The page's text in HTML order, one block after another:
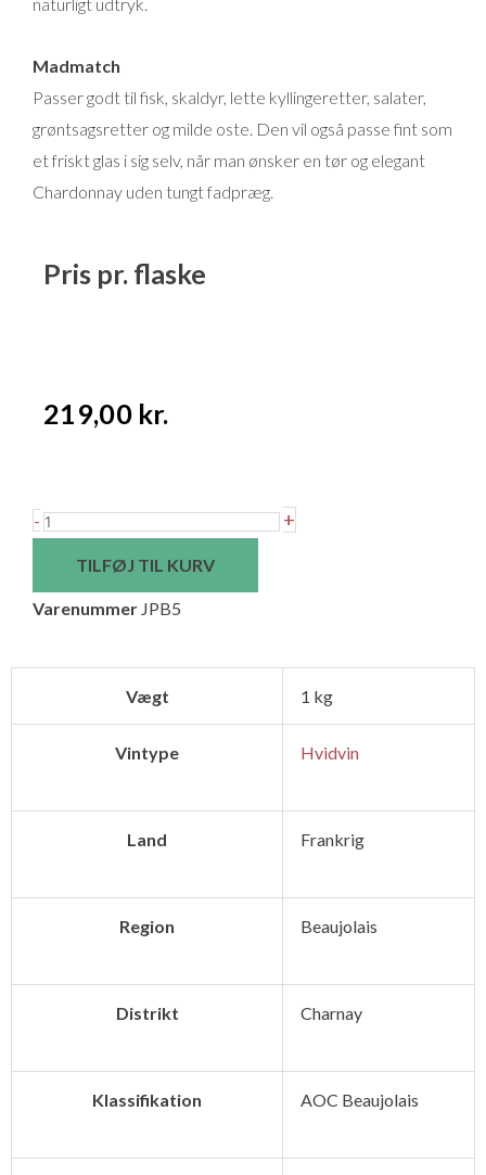
Madmatch
Passer godt til fisk, skaldyr, lette kyllingeretter, salater,
grøntsagsretter og milde oste. Den vil også passe fint som
et friskt glas i sig selv, når man ønsker en tør og elegant
Chardonnay uden tungt fadpræg.
Pris pr. flaske
219,00 kr.
- Jean
Beaujolais
Charnay
+
TILFØJ TIL KURV
Varenummer JPB5
Vægt 1 kg
Vintype Hvidvin
Land Frankrig
Region Beaujolais
Distrikt Charnay
Klassifikation AOC Beaujolais